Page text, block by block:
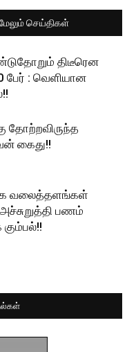
செய்திகள்
திடீரென
பேர் : வெளியான
தோற்றவிருந்த
கைது!!
வலைத்தளங்கள்
பணம்
கும்பல்!!